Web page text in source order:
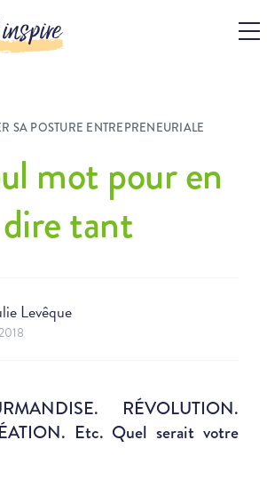
SA POSTURE ENTREPRENEURIALE
mot pour en
dire tant
Levêque
RÉVOLUTION.
Etc. Quel serait votre